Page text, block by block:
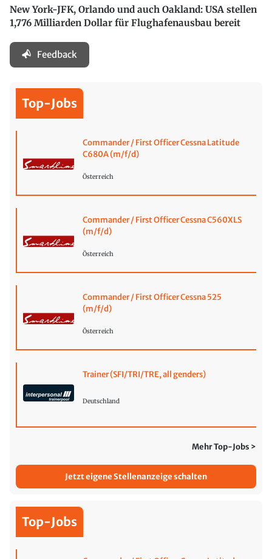
New York-JFK, Orlando und auch Oakland: USA stellen
1,776 Milliarden Dollar für Flughafenausbau bereit
Feedback
Top-Jobs
Commander / First Officer Cessna Latitude
C680A (m/f/d)
Österreich
Commander / First Officer Cessna C560XLS
(m/f/d)
Österreich
Commander / First Officer Cessna 525
(m/f/d)
Österreich
Trainer (SFI/TRI/TRE, all genders)
Deutschland
Mehr Top-Jobs >
Jetzt eigene Stellenanzeige schalten
Top-Jobs